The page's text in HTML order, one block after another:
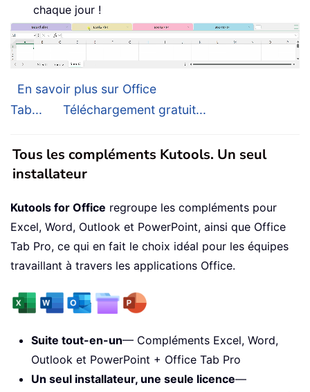
chaque jour !
En savoir plus sur Office
Tab...
Téléchargement gratuit...
Tous les compléments Kutools. Un seul
installateur
Kutools for Office regroupe les compléments pour
Excel, Word, Outlook et PowerPoint, ainsi que Office
Tab Pro, ce qui en fait le choix idéal pour les équipes
travaillant à travers les applications Office.
Suite tout-en-un— Compléments Excel, Word,
Outlook et PowerPoint + Office Tab Pro
Un seul installateur, une seule licence—